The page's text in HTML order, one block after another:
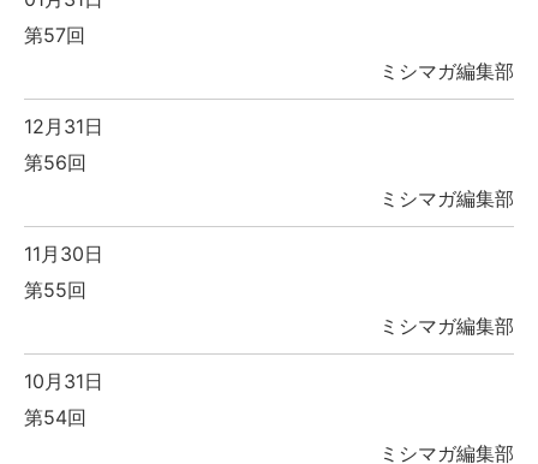
第57回
ミシマガ編集部
12月31日
第56回
ミシマガ編集部
11月30日
第55回
ミシマガ編集部
10月31日
第54回
ミシマガ編集部